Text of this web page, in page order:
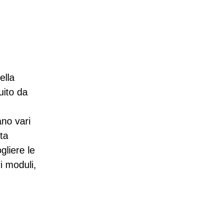
da
vari
le
moduli,